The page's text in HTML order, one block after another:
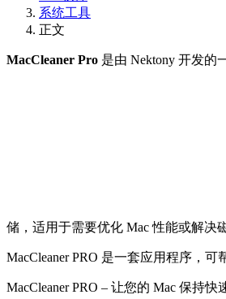
系统工具
正文
MacCleaner Pro 是由 Nektony 开发的
储，适用于需要优化 Mac 性能或解决
MacCleaner PRO 是一套应用程序，
MacCleaner PRO – 让您的 Mac 保持快